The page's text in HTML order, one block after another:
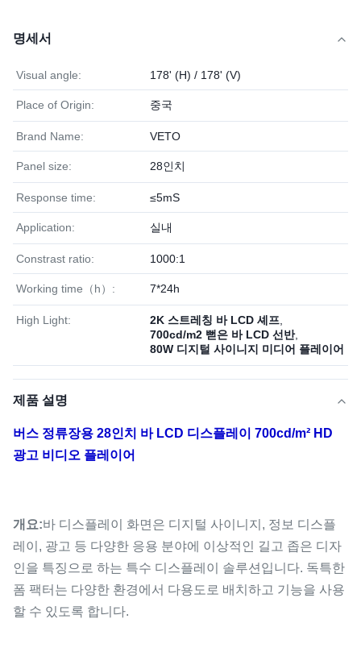
명세서
Visual angle: 178' (H) / 178' (V)
Place of Origin: 중국
Brand Name: VETO
Panel size: 28인치
Response time: ≤5mS
Application: 실내
Constrast ratio: 1000:1
Working time（h）: 7*24h
High Light: 2K 스트레칭 바 LCD 셰프
700cd/m2 뻗은 바 LCD 선반,
80W 디지털 사이니지 미디어 플레이어
제품 설명
버스 정류장용 28인치 바 LCD 디스플레이 700cd/m² HD
광고 비디오 플레이어
개요:바 디스플레이 화면은 디지털 사이니지, 정보 디스플
레이, 광고 등 다양한 응용 분야에 이상적인 길고 좁은 디자
인을 특징으로 하는 특수 디스플레이 솔루션입니다. 독특한
폼 팩터는 다양한 환경에서 다용도로 배치하고 기능을 사용
할 수 있도록 합니다.